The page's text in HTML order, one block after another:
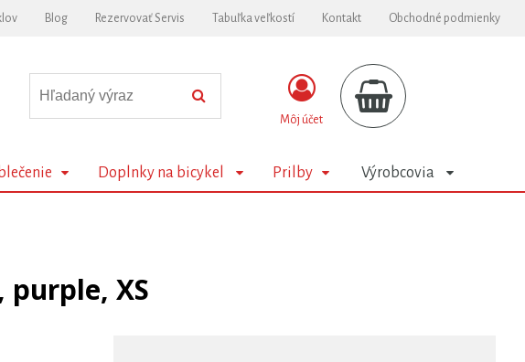
Blog Rezervovať Servis Tabuľka veľkostí Kontakt Obchodné podmienky
Môj účet
Doplnky na bicykel Prilby Výrobcovia
purple, XS